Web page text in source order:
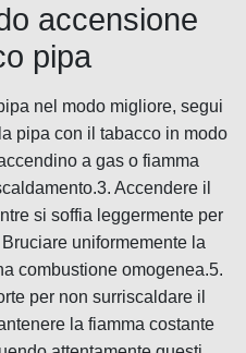
accensione
pipa
nel modo migliore, segui
pipa con il tabacco in modo
a gas o fiamma
Accendere il
si soffia leggermente per
uniformemente la
combustione omogenea.5.
per non surriscaldare il
la fiamma costante